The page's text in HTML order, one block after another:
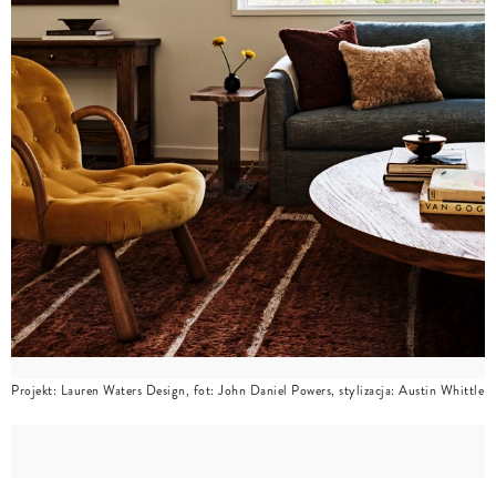
Projekt: Lauren Waters Design, fot: John Daniel Powers, stylizacja: Austin Whittle